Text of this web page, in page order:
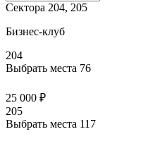
Сектора 204, 205
Бизнес-клуб
204
Выбрать места 76
25 000 ₽
205
Выбрать места 117